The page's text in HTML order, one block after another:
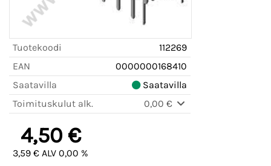
Tuotekoodi
112269
EAN
0000000168410
Saatavilla
Saatavilla
Toimituskulut alk.
0,00 €
4,50 €
3,59 € ALV 0,00 %